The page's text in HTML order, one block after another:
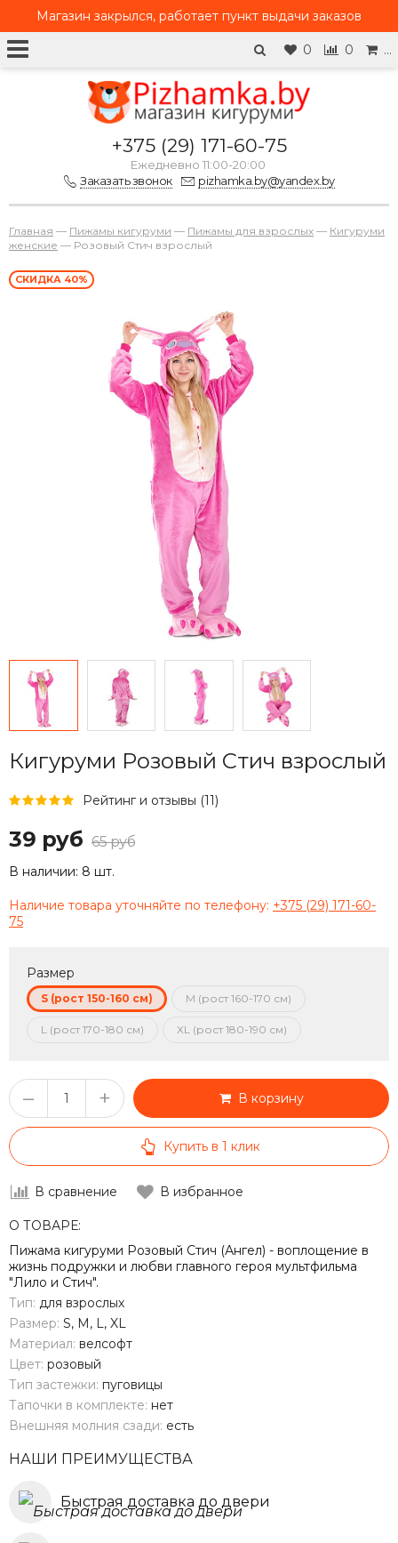
0 0 …
Магазин закрылся, работает пункт выдачи заказов
+375 (29) 171-60-75
Ежедневно 11:00-20:00
Заказать звонок
pizhamka.by@yandex.by
Главная — Пижамы кигуруми — Пижамы для взрослых — Кигуруми
женские — Розовый Стич взрослый
СКИДКА 40%
Кигуруми Розовый Стич взрослый
Рейтинг и отзывы (11)
39 руб 65 руб
В наличии: 8 шт.
Наличие товара уточняйте по телефону: +375 (29) 171-60-
75
Размер
S (рост 150-160 см) M (рост 160-170 см)
L (рост 170-180 см) XL (рост 180-190 см)
– + В корзину
Купить в 1 клик
В сравнение В избранное
О ТОВАРЕ:
Пижама кигуруми Розовый Стич (Ангел) - воплощение в
жизнь подружки и любви главного героя мультфильма
"Лило и Стич".
Тип: для взрослых
Размер: S, M, L, XL
Материал: велсофт
Цвет: розовый
Тип застежки: пуговицы
Тапочки в комплекте: нет
Внешняя молния сзади: есть
НАШИ ПРЕИМУЩЕСТВА
Быстрая доставка до двери